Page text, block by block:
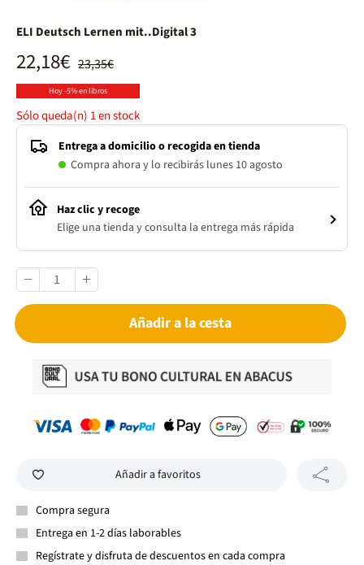
ELI Deutsch Lernen mit..Digital 3
23,35€
22,18€
Hoy -5% en libros
Sólo queda(n) 1en stock
Entrega a domicilio o recogida en tienda
Compra ahora y lo recibirás lunes 10 agosto
Haz clic y recoge
Elige una tienda y consulta la entrega más rápida
Añadir a la cesta
Añadir a favoritos
Compra segura
Entrega en 1-2 días laborables
Regístrate y disfruta de descuentos en cada compra